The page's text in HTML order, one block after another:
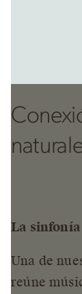
La sinfonía
Una de
reúne